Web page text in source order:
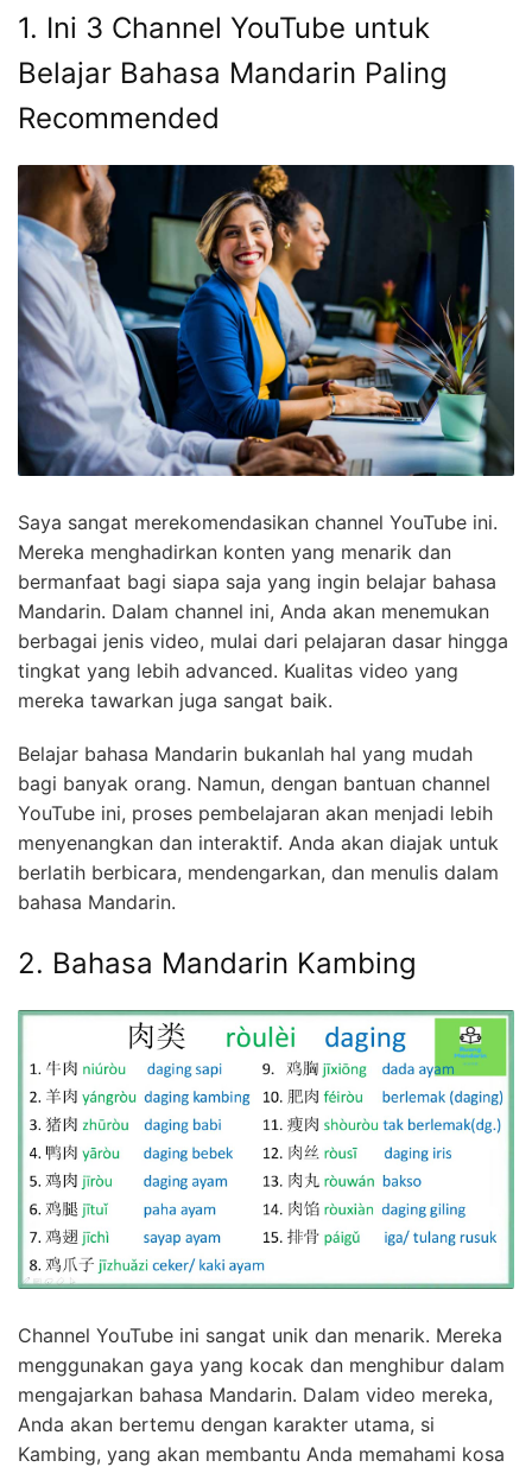
1. Ini 3 Channel YouTube untuk
Belajar Bahasa Mandarin Paling
Recommended
Saya sangat merekomendasikan channel YouTube ini.
Mereka menghadirkan konten yang menarik dan
bermanfaat bagi siapa saja yang ingin belajar bahasa
Mandarin. Dalam channel ini, Anda akan menemukan
berbagai jenis video, mulai dari pelajaran dasar hingga
tingkat yang lebih advanced. Kualitas video yang
mereka tawarkan juga sangat baik.
Belajar bahasa Mandarin bukanlah hal yang mudah
bagi banyak orang. Namun, dengan bantuan channel
YouTube ini, proses pembelajaran akan menjadi lebih
menyenangkan dan interaktif. Anda akan diajak untuk
berlatih berbicara, mendengarkan, dan menulis dalam
bahasa Mandarin.
2. Bahasa Mandarin Kambing
Channel YouTube ini sangat unik dan menarik. Mereka
menggunakan gaya yang kocak dan menghibur dalam
mengajarkan bahasa Mandarin. Dalam video mereka,
Anda akan bertemu dengan karakter utama, si
Kambing, yang akan membantu Anda memahami kosa